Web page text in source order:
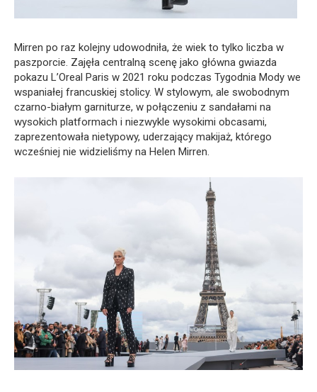
Mirren po raz kolejny udowodniła, że wiek to tylko liczba w
paszporcie. Zajęła centralną scenę jako główna gwiazda
pokazu L’Oreal Paris w 2021 roku podczas Tygodnia Mody we
wspaniałej francuskiej stolicy. W stylowym, ale swobodnym
czarno-białym garniturze, w połączeniu z sandałami na
wysokich platformach i niezwykle wysokimi obcasami,
zaprezentowała nietypowy, uderzający makijaż, którego
wcześniej nie widzieliśmy na Helen Mirren.